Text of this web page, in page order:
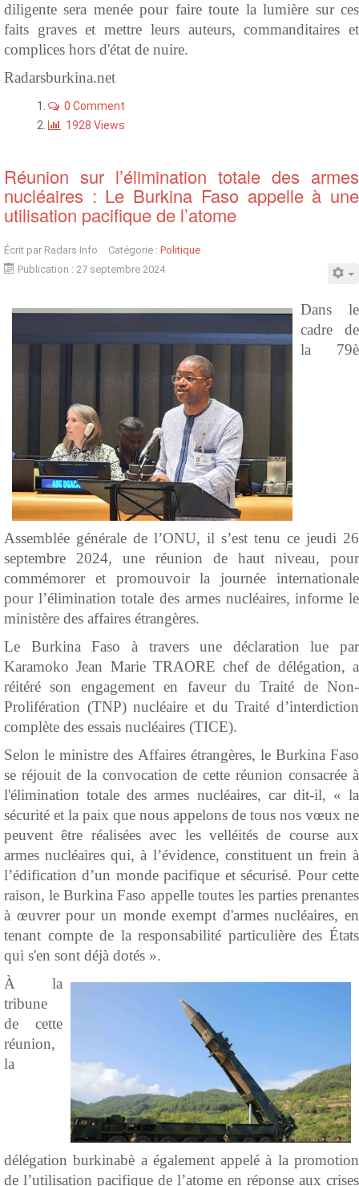
diligente sera menée pour faire toute la lumière sur ces
faits graves et mettre leurs auteurs, commanditaires et
complices hors d'état de nuire.
Radarsburkina.net
0 Comment
1928 Views
Réunion sur l’élimination totale des armes
nucléaires : Le Burkina Faso appelle à une
utilisation pacifique de l’atome
Écrit par Radars Info Catégorie : Politique
Publication : 27 septembre 2024
Dans le
cadre de
la 79è
Assemblée générale de l’ONU, il s’est tenu ce jeudi 26
septembre 2024, une réunion de haut niveau, pour
commémorer et promouvoir la journée internationale
pour l’élimination totale des armes nucléaires, informe le
ministère des affaires étrangères.
Le Burkina Faso à travers une déclaration lue par
Karamoko Jean Marie TRAORE chef de délégation, a
réitéré son engagement en faveur du Traité de Non-
Prolifération (TNP) nucléaire et du Traité d’interdiction
complète des essais nucléaires (TICE).
Selon le ministre des Affaires étrangères, le Burkina Faso
se réjouit de la convocation de cette réunion consacrée à
l'élimination totale des armes nucléaires, car dit-il, « la
sécurité et la paix que nous appelons de tous nos vœux ne
peuvent être réalisées avec les velléités de course aux
armes nucléaires qui, à l’évidence, constituent un frein à
l’édification d’un monde pacifique et sécurisé. Pour cette
raison, le Burkina Faso appelle toutes les parties prenantes
à œuvrer pour un monde exempt d'armes nucléaires, en
tenant compte de la responsabilité particulière des États
qui s'en sont déjà dotés ».
À la
tribune
de cette
réunion,
la
délégation burkinabè a également appelé à la promotion
de l’utilisation pacifique de l’atome en réponse aux crises